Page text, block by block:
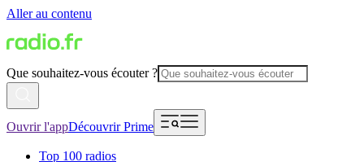
Aller au contenu
Que souhaitez-vous écouter ?
Ouvrir l'appDécouvrir Prime
Top 100 radios